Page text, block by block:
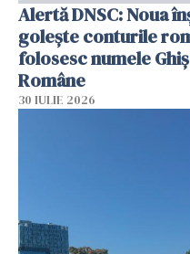
Alertă DNSC: Noua
golește conturile
folosesc numele
Române
30 IULIE 2026